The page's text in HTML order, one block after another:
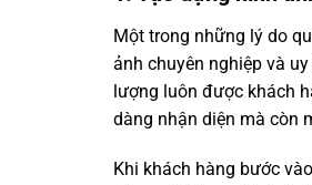
Một trong những lý do
ảnh chuyên nghiệp và
lượng luôn được khách
dàng nhận diện mà còn
Khi khách hàng bước